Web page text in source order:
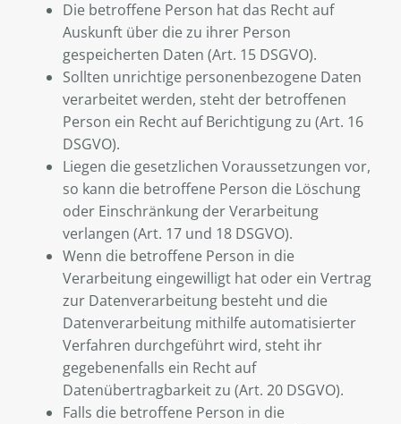
Die betroffene Person hat das Recht auf
Auskunft über die zu ihrer Person
gespeicherten Daten (Art. 15 DSGVO).
Sollten unrichtige personenbezogene Daten
verarbeitet werden, steht der betroffenen
Person ein Recht auf Berichtigung zu (Art. 16
DSGVO).
Liegen die gesetzlichen Voraussetzungen vor,
so kann die betroffene Person die Löschung
oder Einschränkung der Verarbeitung
verlangen (Art. 17 und 18 DSGVO).
Wenn die betroffene Person in die
Verarbeitung eingewilligt hat oder ein Vertrag
zur Datenverarbeitung besteht und die
Datenverarbeitung mithilfe automatisierter
Verfahren durchgeführt wird, steht ihr
gegebenenfalls ein Recht auf
Datenübertragbarkeit zu (Art. 20 DSGVO).
Falls die betroffene Person in die